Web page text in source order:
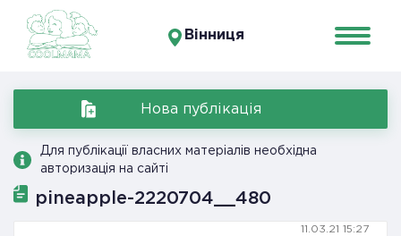
Вінниця
Нова публікація
Для публікації власних матеріалів необхідна
авторизація на сайті
pineapple-2220704__480
11.03.21 15:27